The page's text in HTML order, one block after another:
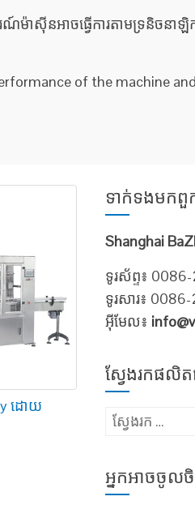
ាស៊ីនអាចធ្វើការតាមទ្រនិចនា
of the machine
ដោយ
ទាក់ទង​មក​
Shanghai
ទូរស័ព្ទ៖
ទូរសារ៖
អ៊ីមែល៖
ស្វែងរកផលិ
ស្វែងរក៖
អ្នកអាចចូលចិ